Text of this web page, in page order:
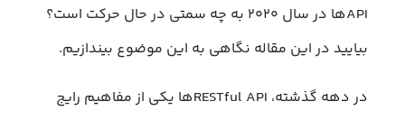
APIها در سال ۲۰۲۰ به چه سمتی در حال حرکت است؟
بیایید در این مقاله نگاهی به این موضوع بیندازیم.
در دهه گذشته، RESTful API‌ها یکی از مفاهیم رایج